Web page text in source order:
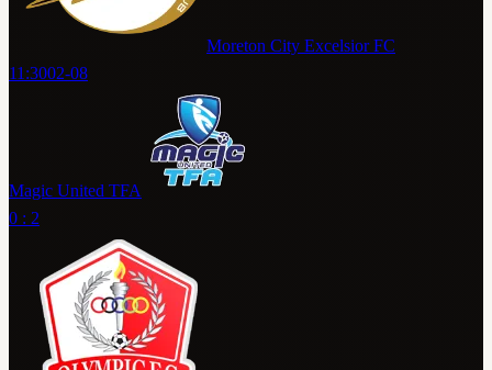
Moreton City Excelsior FC
11:3002-08
Magic United TFA
0 : 2